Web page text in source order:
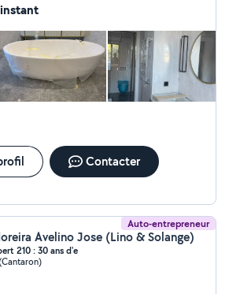
ou une terrasse, je vous garantis
moi pour concrétiser votre projet !
votre région.
Contacter
Auto-entrepreneur
Avelino Jose (Lino & Solange)
210 : 30 ans d'e